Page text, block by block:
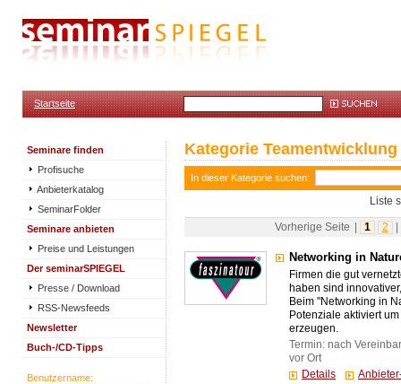
Startseite
Seminare finden
Profisuche
Anbieterkatalog
SeminarFolder
Seminare anbieten
Preise und Leistungen
Der seminarSPIEGEL
Presse / Download
RSS-Newsfeeds
Newsletter
Buch-/CD-Tipps
Benutzername:
Kategorie Teamentwicklung
In dieser Kategorie suchen:
Liste
Vorherige Seite 1 2
Networking in
Firmen die gut
haben sind
Beim "Networking in
Potenziale aktiviert
erzeugen.
Termin: nach
vor Ort
Details